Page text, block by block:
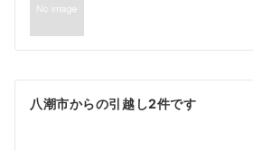
ナ
ビ
ゲ八潮市からの引越し2件です